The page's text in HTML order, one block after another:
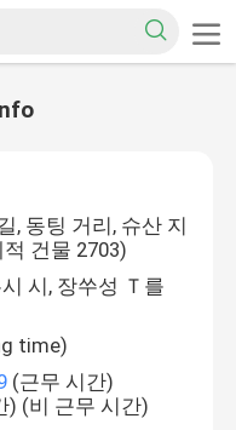
, 동팅 거리, 슈산 지
건물 2703)
시, 장쑤성 Ｔ를
time)
(근무 시간)
) (비 근무 시간)